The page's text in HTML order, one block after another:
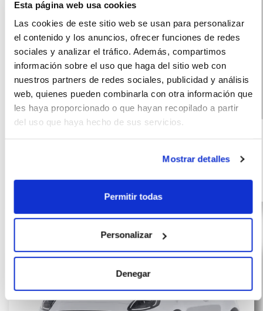
Esta página web usa cookies
Las cookies de este sitio web se usan para personalizar
el contenido y los anuncios, ofrecer funciones de redes
sociales y analizar el tráfico. Además, compartimos
información sobre el uso que haga del sitio web con
nuestros partners de redes sociales, publicidad y análisis
web, quienes pueden combinarla con otra información que
les haya proporcionado o que hayan recopilado a partir
del uso que haya hecho de sus servicios.
Mostrar detalles
Permitir todas
Personalizar
Denegar
Ford Puma MCA
311
(IVA
incluido)